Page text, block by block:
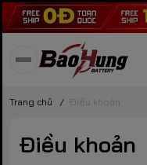
Trang chủ / Điều khoản
Điều khoản